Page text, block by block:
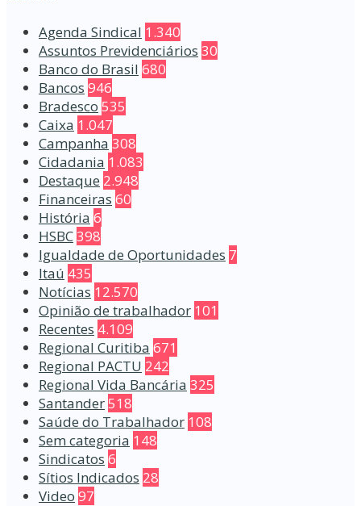
Agenda Sindical 1.340
Assuntos Previdenciários 30
Banco do Brasil 680
Bancos 946
Bradesco 535
Caixa 1.047
Campanha 308
Cidadania 1.083
Destaque 2.948
Financeiras 60
História 6
HSBC398
Igualdade de Oportunidades 7
Itaú 435
Notícias 12.570
Opinião de trabalhador 101
Recentes 4.109
Regional Curitiba 671
Regional PACTU 242
Regional Vida Bancária 325
Santander518
Saúde do Trabalhador 108
Sem categoria 148
Sindicatos 6
Sítios Indicados 28
Video 97